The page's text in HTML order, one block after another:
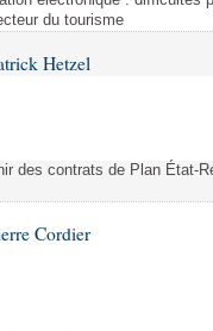
du tourisme
Hetzel
des contrats de Plan État-
Cordier